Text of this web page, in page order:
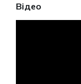
Відео